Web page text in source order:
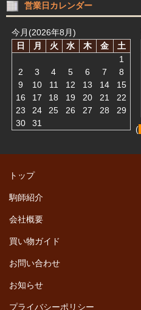
営業日カレンダー
今月(2026年8月)
日
月 火 水 木 金
土
1
2
3 4 5 6 7
8
9
10 11 12 13 14
15
16
17 18 19 20 21
22
23
24 25 26 27 28
29
30
31
(
トップ
駒師紹介
会社概要
買い物ガイド
お問い合わせ
お知らせ
プライバシーポリシー